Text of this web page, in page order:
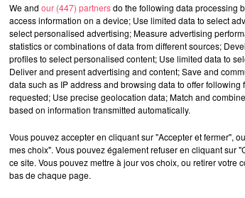
We and our (447) partnersdo the following data processing
access information on a device; Use limited data to select
select personalised advertising; Measure advertising
statistics or combinations of data from different sources;
profiles to select personalised content; Use limited data to
Deliver and present advertising and content; Save and
data such as IP address and browsing data to offer
requested; Use precise geolocation data; Match and
based on information transmitted automatically.
Vous pouvez accepter en cliquant sur "Accepter et fermer",
mes choix". Vous pouvez également refuser en cliquant sur
ce site. Vous pouvez mettre à jour vos choix, ou retirer
bas de chaque page.